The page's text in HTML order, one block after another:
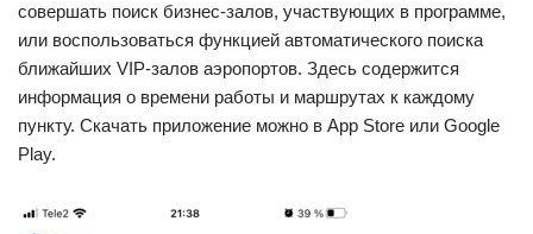
совершать поиск бизнес-залов, участвующих в программе,
или воспользоваться функцией автоматического поиска
ближайших VIP-залов аэропортов. Здесь содержится
информация о времени работы и маршрутах к каждому
пункту. Скачать приложение можно в App Store или Google
Play.